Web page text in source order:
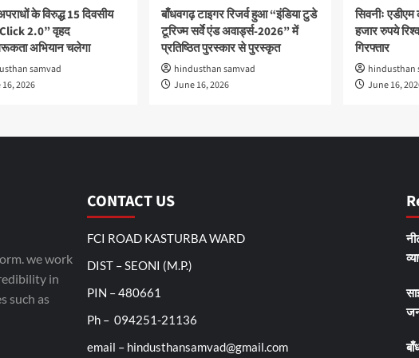
के विरुद्ध 15 दिवसीय
2.0” वृहद
अभियान चलेगा
samvad
2026
बाँधवगढ़ टाइगर रिजर्व हुआ “इंडिया टुडे
टूरिज्म सर्वे एंड अवार्ड्स-2026” में
प्रतिष्ठित पुरस्कार से पुरस्कृत
hindusthan samvad
June 16, 2026
सिवनीः एडीएम
हजार रुपये
गिरफ्तार
hindusthan
June 16,
we work
in
such as
CONTACT US
FCI ROAD KASTURBA WARD
DIST – SEONI (M.P.)
PIN – 480661
Ph – 094251-21136
email – hindusthansamvad@gmail.com